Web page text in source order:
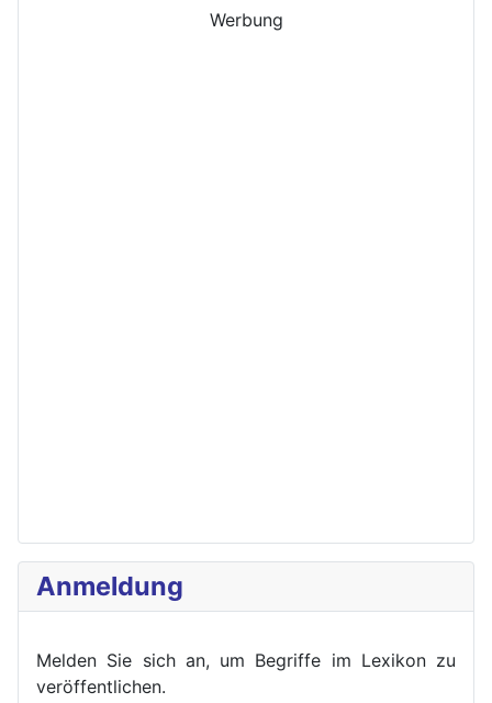
Werbung
Anmeldung
Melden Sie sich an, um Begriffe im Lexikon zu
veröffentlichen.